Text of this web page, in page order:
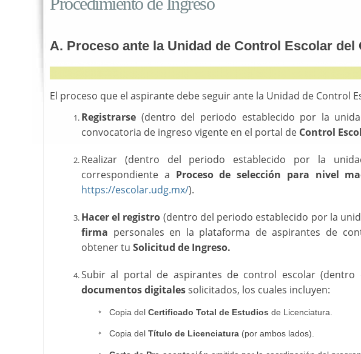
A. Proceso ante la Unidad de Control Escolar del
El proceso que el aspirante debe seguir ante la Unidad de Control
Registrarse (dentro del periodo establecido por la
convocatoria de ingreso vigente en el portal de Control
Realizar (dentro del periodo establecido por la
correspondiente a Proceso de selección para nivel
https://escolar.udg.mx/).
Hacer el registro (dentro del periodo establecido por la
firma personales en la plataforma de aspirantes de
obtener tu Solicitud de Ingreso.
Subir al portal de aspirantes de control escolar
documentos digitalessolicitados, los cuales incluyen:
Copia del Certificado Total de Estudios de Licenciatura.
Copia del Título de Licenciatura (por ambos lados).